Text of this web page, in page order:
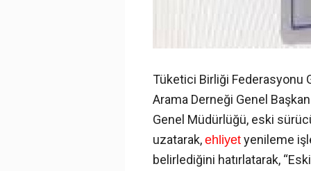
Tüketici Birliği Federasyonu
Arama Derneği Genel
Genel Müdürlüğü, eski
uzatarak, ehliyetyenileme
belirlediğini hatırlatarak,